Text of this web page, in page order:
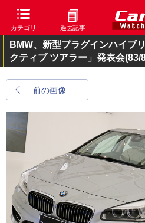
カテゴリ 過去記事
BMW、新型プラグインハイブ
クティブ ツアラー」発表会(83/
前の画像